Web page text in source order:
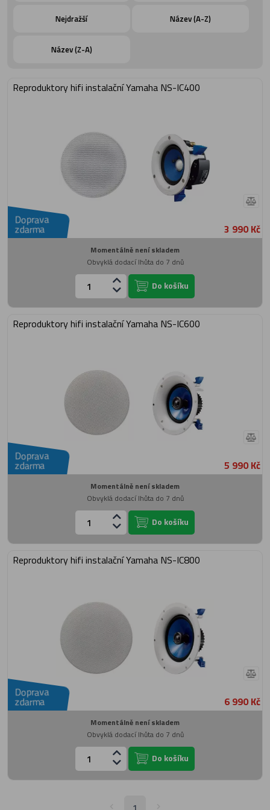
reproduktor a výhybku před prachem a
montážní svorka s protiskluzovým
profilem pro jistou montáž.
Nejdražší Název (A-Z)
Název (Z-A)
Reproduktory hifi instalační Yamaha NS-IC400
Doprava
zdarma 3 990 Kč
Momentálně není skladem
Obvyklá dodací lhůta do 7 dnů
Do košíku
Reproduktory hifi instalační Yamaha NS-IC600
Doprava
zdarma 5 990 Kč
Momentálně není skladem
Obvyklá dodací lhůta do 7 dnů
Do košíku
Reproduktory hifi instalační Yamaha NS-IC800
Doprava
zdarma 6 990 Kč
Momentálně není skladem
Obvyklá dodací lhůta do 7 dnů
Do košíku
1